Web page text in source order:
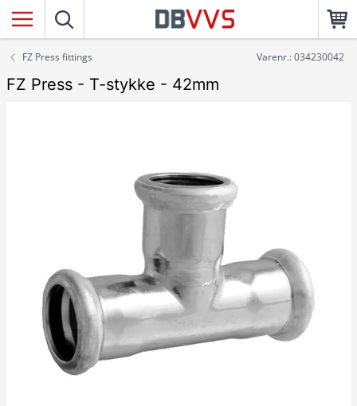
FZ Press fittings Varenr.: 034230042
FZ Press - T-stykke - 42mm